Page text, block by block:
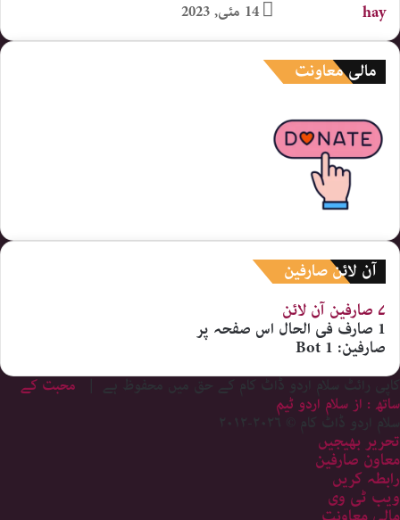
14 مئی, 2023
مالی معاونت
آن لائن صارفین
۷ صارفین
آن لائن
1 صارف فی الحال اس صفحہ پر
صارفین: 1 Bot
کاپی رائٹ سلام اردو ڈاٹ کام کے حق میں محفوظ ہے |
محبت کے
ساتھ : از سلام اردو ٹیم
سلام اردو ڈاٹ کام © ۲۰۲۶-۲۰۱۲
تحریر بھیجیں
معاون صارفین
رابطہ کریں
ویب ٹی وی